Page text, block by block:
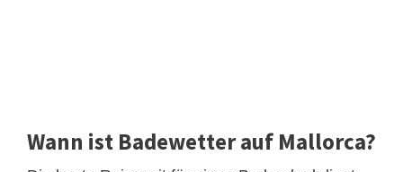
Wann ist Badewetter auf Mallorca?